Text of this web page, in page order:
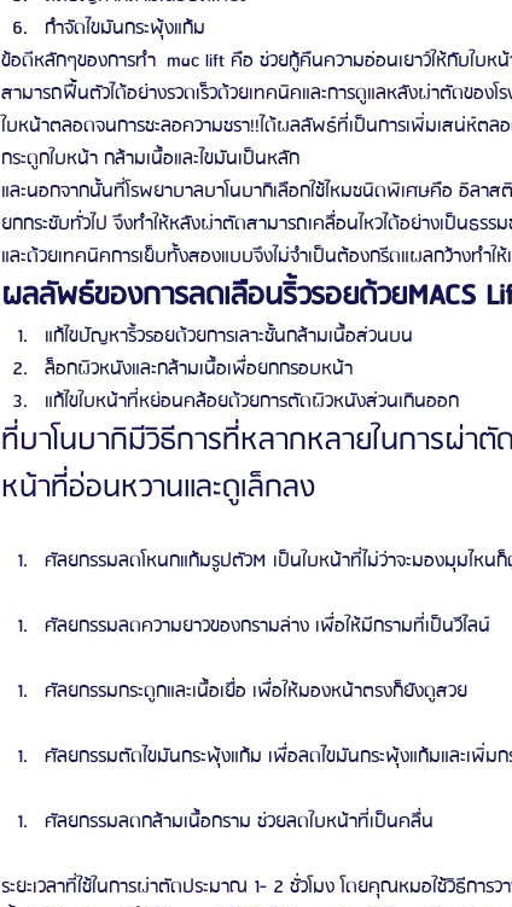
กำจัดไขมันกระพุ้งแก้ม
ข้อดีหลักๆของการทำ  mac lift คือ ช่วยกู้คืนความอ่อนเยาว์ให้กับใบห
สามารถฟื้นตัวได้อย่างรวดเร็วด้วยเทคนิคและการดูแลหลังผ่าตัดของ
ใบหน้าตลอดจนการชะลอความชรา!!ได้ผลลัพธ์ที่เป็นการเพิ่มเสน่ห์ต
กระดูกใบหน้า กล้ามเนื้อและไขมันเป็นหลัก
และนอกจากนั้นที่โรพยาบาลบาโนบากิเลือกใช้ไหมชนิดพิเศษคือ อิลา
ยกกระชับทั่วไป จึงทำให้หลังผ่าตัดสามารถเคลื่อนไหวได้อย่างเป็นธรร
และด้วยเทคนิคการเย็บทั้งสองแบบจึงไม่จำเป็นต้องกรีดแผลกว้างทำใ
ผลลัพธ์ของการลดเลือนริ้วรอยด้วยMACS
แก้ไขปัญหาริ้วรอยด้วยการเลาะชั้นกล้ามเนื้อส่วนบน
ล็อกผิวหนังและกล้ามเนื้อเพื่อยกกรอบหน้า
แก้ไขใบหน้าที่หย่อนคล้อยด้วยการตัดผิวหนังส่วนเกินออก
ที่บาโนบากิมีวิธีการที่หลากหลายในการผ่า
หน้าที่อ่อนหวานและดูเล็กลง
ศัลยกรรมลดโหนกแก้มรูปตัวM เป็นใบหน้าที่ไม่ว่าจะมองมุมไหนก็
ศัลยกรรมลดความยาวของกรามล่าง เพื่อให้มีกรามที่เป็นวีไลน์
ศัลยกรรมกระดูกและเนื้อเยื่อ เพื่อให้มองหน้าตรงก็ยังดูสวย
ศัลยกรรมตัดไขมันกระพุ้งแก้ม เพื่อลดไขมันกระพุ้งแก้มและเพิ่ม
ศัลยกรรมลดกล้ามเนื้อกราม ช่วยลดใบหน้าที่เป็นคลื่น
ระยะเวลาที่ใช้ในการผ่าตัดประมาณ 1- 2 ชั่วโมง โดยคุณหมอใช้วิธีก